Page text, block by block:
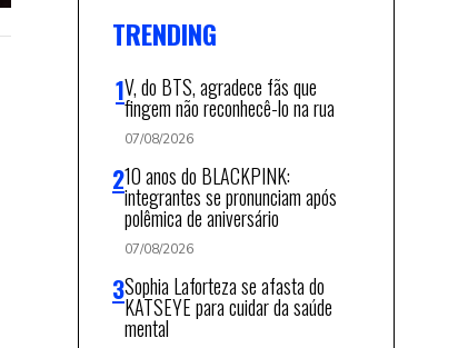
TRENDING
V, do BTS, agradece fãs que
fingem não reconhecê-lo na rua
07/08/2026
10 anos do BLACKPINK:
integrantes se pronunciam após
polêmica de aniversário
07/08/2026
Sophia Laforteza se afasta do
KATSEYE para cuidar da saúde
mental